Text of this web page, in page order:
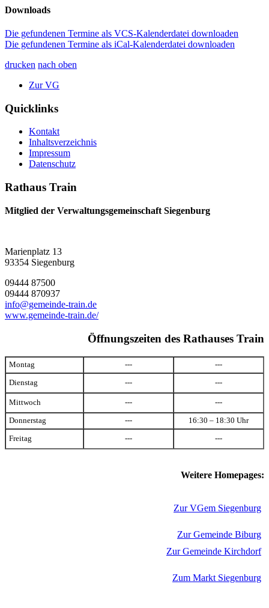
Downloads
Die gefundenen Termine als VCS-Kalenderdatei downloaden
Die gefundenen Termine als iCal-Kalenderdatei downloaden
drucken nach oben
Zur VG
Quicklinks
Kontakt
Inhaltsverzeichnis
Impressum
Datenschutz
Rathaus Train
Mitglied der Verwaltungsgemeinschaft Siegenburg
Marienplatz 13
93354 Siegenburg
09444 87500
09444 870937
info@gemeinde-train.de
www.gemeinde-train.de/
Öffnungszeiten des Rathauses Train
Montag --- ---
Dienstag --- ---
Mittwoch --- ---
Donnerstag --- 16:30 – 18:30 Uhr
Freitag --- ---
Weitere Homepages:
Zur VGem Siegenburg
Zur Gemeinde Biburg
Zur Gemeinde Kirchdorf
Zum Markt Siegenburg